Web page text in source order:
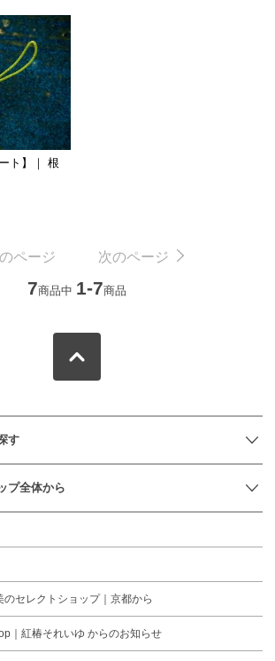
ト】｜ 根
ページ 次のページ
7商品中 1-7商品
す
プ全体から
セレクトショップ｜京都から
｜紅椿それいゆ からのお知らせ